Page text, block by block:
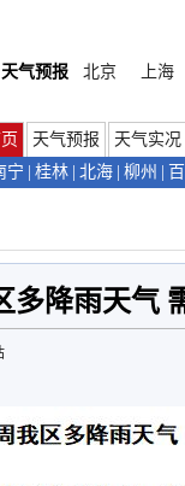
天气预报
北京 上海
天气预报 天气实况
宁
桂林 北海 柳州
多降雨天气